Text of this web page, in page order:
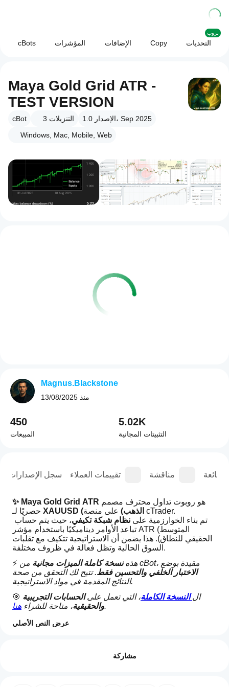
cBots المؤشرات الإضافات Copy التحديات
بروب
Maya Gold Grid ATR -
TEST VERSION
cBot 3 التنزيلات
الإصدار 1.0، Sep 2025
Windows, Mac, Mobile, Web
سجل الإصدارات تقييمات العملاء مناقشة
✨ Maya Gold Grid ATR
XAUUSD (الذهب) على منصة cTrader.
تم بناء الخوارزمية على نظام شبكة تكيفي، حيث يتم حساب
تباعد الأوامر ديناميكيًا باستخدام مؤشر ATR (المتوسط
الحقيقي للنطاق). هذا يضمن أن الاستراتيجية تتكيف مع تقلبات
السوق الحالية وتظل فعالة في ظروف مختلفة.
⚡
هذه نسخة كاملة الميزات مجانية
الاختبار الخلفي والتحسين فقط. تتيح لك التحقق من صحة
النتائج المقدمة في مواد الاستراتيجية.
🎯
ال النسخة الكاملة، التي تعمل على الحسابات التجريبية
والحقيقية، متاحة للشراء هنا
.
⚙️ نظرة عامة على المعلمات
المخاطر. هذا الهيكل يجعله مناسبًا لكل من المتداولين الذين
عرض النص الأصلي
مشاركة
Magnus.Blackstone
منذ 13/08/2025
450
المبيعات
5.02K
التثبيتات المجانية